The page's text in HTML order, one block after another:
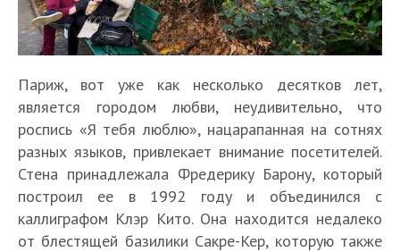
Париж, вот уже как несколько десятков лет,
является городом любви, неудивительно, что
роспись «Я тебя люблю», нацарапанная на сотнях
разных языков, привлекает внимание посетителей.
Стена принадлежала Фредерику Барону, который
построил ее в 1992 году и объединился с
каллиграфом Клэр Кито. Она находится недалеко
от блестящей базилики Сакре-Кер, которую также